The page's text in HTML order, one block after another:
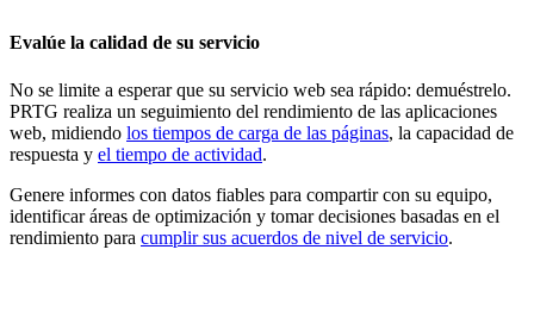
Evalúe la calidad de su servicio
No se limite a esperar que su servicio web sea rápido: demuéstrelo.
PRTG realiza un seguimiento del rendimiento de las aplicaciones
web, midiendo los tiempos de carga de las páginas, la capacidad de
respuesta y el tiempo de actividad.
Genere informes con datos fiables para compartir con su equipo,
identificar áreas de optimización y tomar decisiones basadas en el
rendimiento para cumplir sus acuerdos de nivel de servicio.